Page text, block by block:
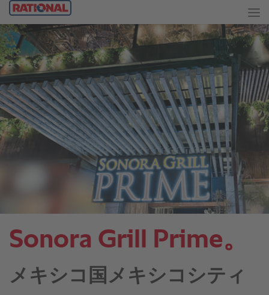
Sonora Grill Prime。
メキシコ国メキシコシティ